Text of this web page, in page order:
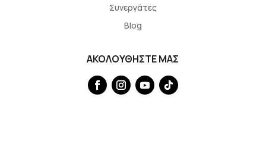
Συνεργάτες
Blog
ΑΚΟΛΟΥΘΗΣΤΕ ΜΑΣ